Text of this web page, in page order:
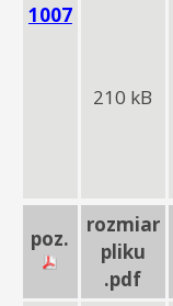
1007
210 kB
poz.
rozmiar
pliku
.pdf